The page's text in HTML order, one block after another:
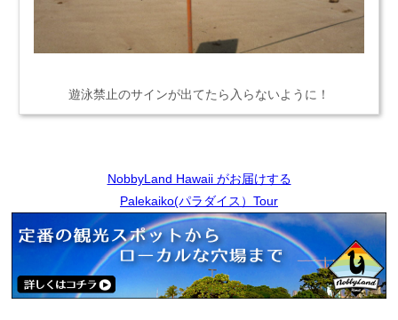
遊泳禁止のサインが出てたら入らないように！
NobbyLand Hawaii がお届けする
Palekaiko(パラダイス）Tour